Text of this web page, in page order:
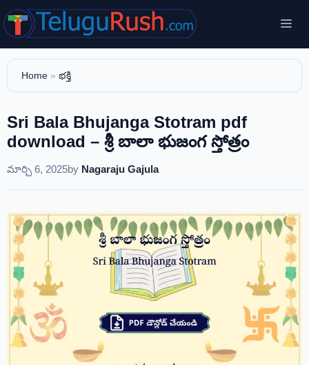
Skip
to
content
Home » భక్తి
Sri Bala Bhujanga Stotram pdf
download – శ్రీ బాలా భుజంగ స్తోత్రం
మార్చి 6, 2025by Nagaraju Gajula